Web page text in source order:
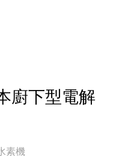
廚下型電解
素機